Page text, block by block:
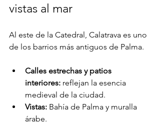
vistas al mar
Al este de la Catedral, Calatrava es uno
de los barrios más antiguos de Palma.
Calles estrechas y patios
interiores: reflejan la esencia
medieval de la ciudad.
Vistas: Bahía de Palma y muralla
árabe.